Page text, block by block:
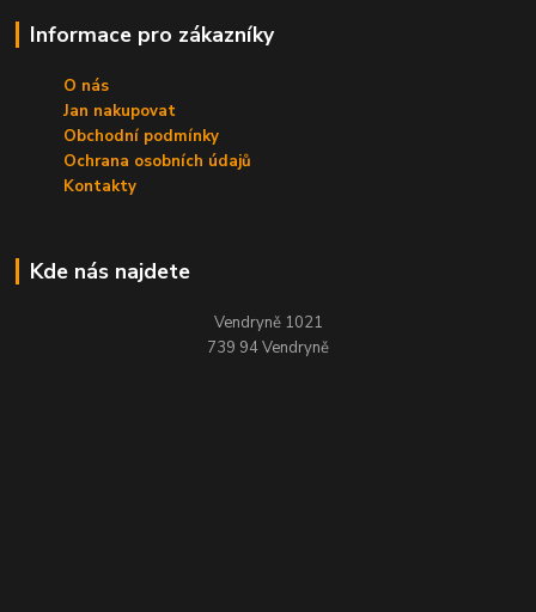
Informace pro zákazníky
O nás
Jan nakupovat
Obchodní podmínky
Ochrana osobních údajů
Kontakty
Kde nás najdete
Vendryně 1021
739 94 Vendryně